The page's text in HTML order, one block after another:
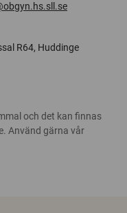
R64, Huddinge
och det kan finnas
Använd gärna vår